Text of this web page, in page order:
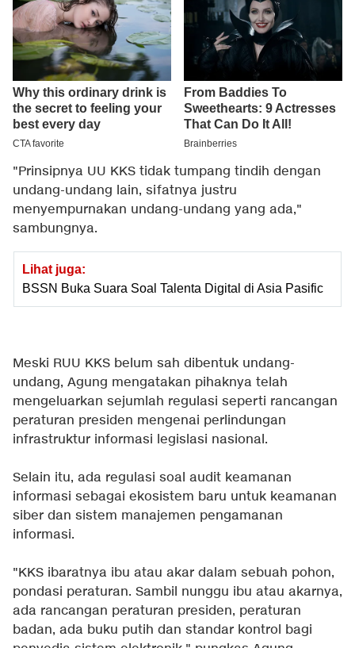
"Prinsipnya UU KKS tidak tumpang tindih dengan
undang-undang lain, sifatnya justru
menyempurnakan undang-undang yang ada,"
sambungnya.
Lihat juga:
BSSN Buka Suara Soal Talenta Digital di Asia Pasific
Meski RUU KKS belum sah dibentuk undang-
undang, Agung mengatakan pihaknya telah
mengeluarkan sejumlah regulasi seperti rancangan
peraturan presiden mengenai perlindungan
infrastruktur informasi legislasi nasional.
Selain itu, ada regulasi soal audit keamanan
informasi sebagai ekosistem baru untuk keamanan
siber dan sistem manajemen pengamanan
informasi.
"KKS ibaratnya ibu atau akar dalam sebuah pohon,
pondasi peraturan. Sambil nunggu ibu atau akarnya,
ada rancangan peraturan presiden, peraturan
badan, ada buku putih dan standar kontrol bagi